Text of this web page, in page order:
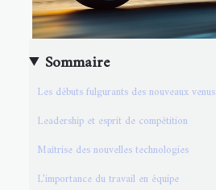
Sommaire
Les débuts fulgurants des nouveaux venus
Leadership et esprit de compétition
Maîtrise des nouvelles technologies
L’importance du travail en équipe